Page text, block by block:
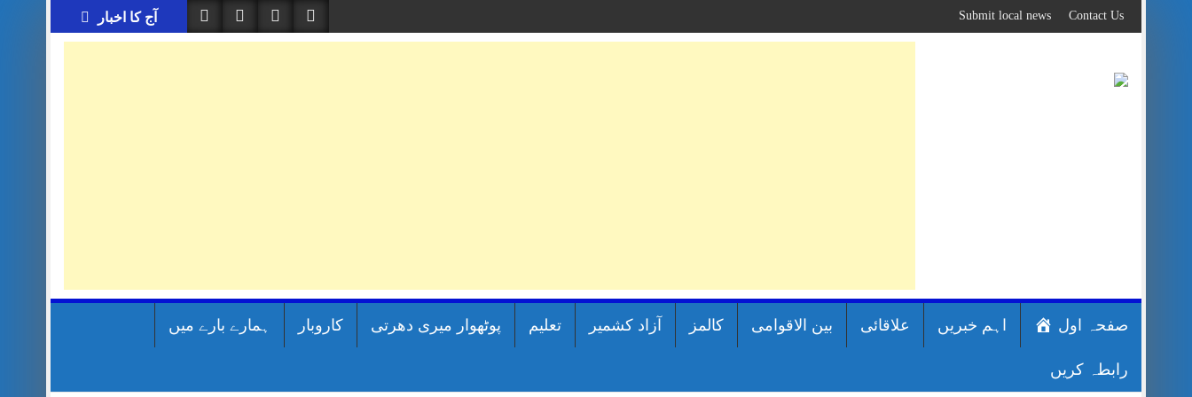
to
content
آج کا اخبار Contact Us
Submit local news
صفحہ اول اہم خبریں علاقائی بین الاقوامی کالمز آزاد کشمیر تعلیم پوٹھوار میری دھرتی کاروبار ہمارے بارے میں
رابطہ کریں